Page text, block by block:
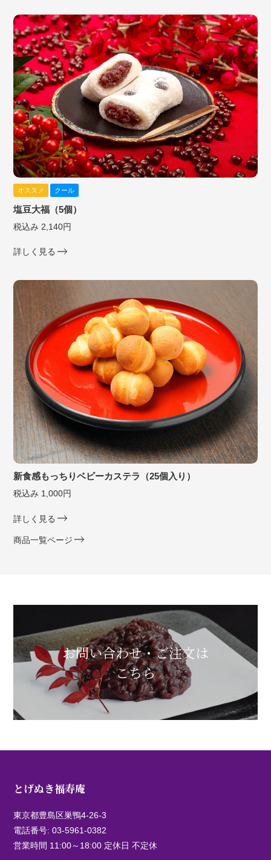
オススメ クール
塩豆大福（5個）
税込み 2,140円
詳しく見る
新食感もっちりベビーカステラ（25個入り）
税込み 1,000円
詳しく見る
商品一覧ページ
お問い合わせ・ご注文は
こちら
とげぬき福寿庵
東京都豊島区巣鴨4-26-3
電話番号:03-5961-0382
営業時間 11:00～18:00 定休日 不定休